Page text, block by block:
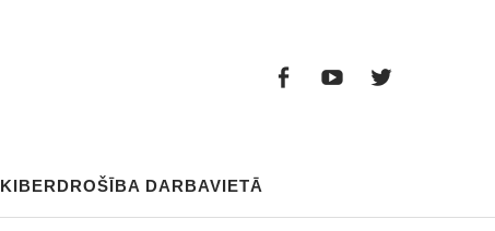
KIBERDROŠĪBA DARBAVIETĀ